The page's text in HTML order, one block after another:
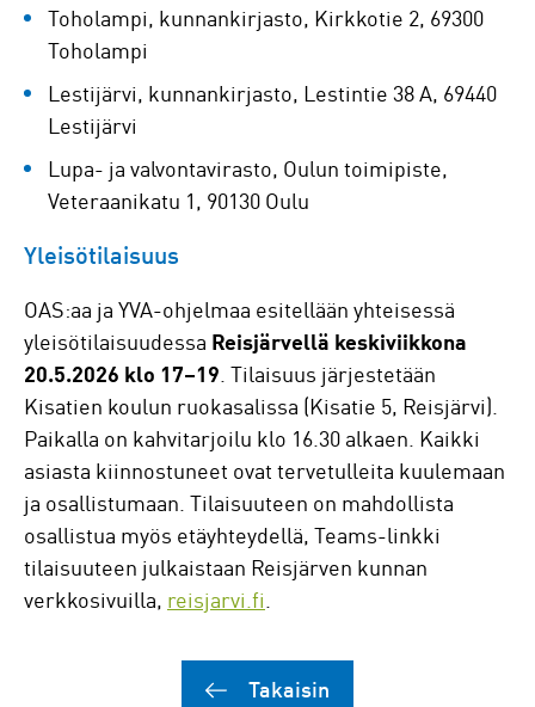
Toholampi, kunnankirjasto, Kirkkotie 2, 69300
Toholampi
Lestijärvi, kunnankirjasto, Lestintie 38 A, 69440
Lestijärvi
Lupa- ja valvontavirasto, Oulun toimipiste,
Veteraanikatu 1, 90130 Oulu
Yleisötilaisuus
OAS:aa ja YVA-ohjelmaa esitellään yhteisessä
yleisötilaisuudessa Reisjärvellä keskiviikkona
20.5.2026 klo 17–19 . Tilaisuus järjestetään
Kisatien koulun ruokasalissa (Kisatie 5, Reisjärvi).
Paikalla on kahvitarjoilu klo 16.30 alkaen. Kaikki
asiasta kiinnostuneet ovat tervetulleita kuulemaan
ja osallistumaan. Tilaisuuteen on mahdollista
osallistua myös etäyhteydellä, Teams-linkki
tilaisuuteen julkaistaan Reisjärven kunnan
verkkosivuilla, reisjarvi.fi
Takaisin